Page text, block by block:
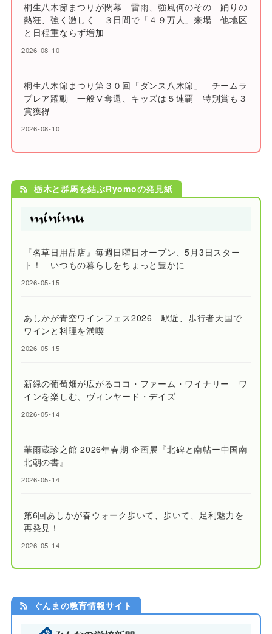
桐生八木節まつりが閉幕 雷雨、強風何のその 踊りの
熱狂、強く激しく ３日間で「４９万人」来場 他地区
と日程重ならず増加
2026-08-10
桐生八木節まつり第３０回「ダンス八木節」 チームラ
ブレア躍動 一般Ⅴ奪還、キッズは５連覇 特別賞も３
賞獲得
2026-08-10
栃木と群馬を結ぶRyomoの発見紙
『名草日用品店』毎週日曜日オープン、5月3日スター
ト！ いつもの暮らしをちょっと豊かに
2026-05-15
あしかが青空ワインフェス2026 駅近、歩行者天国で
ワインと料理を満喫
2026-05-15
新緑の葡萄畑が広がるココ・ファーム・ワイナリー ワ
インを楽しむ、ヴィンヤード・デイズ
2026-05-14
華雨蔵珍之館 2026年春期 企画展『北碑と南帖ー中国南
北朝の書』
2026-05-14
第6回あしかが春ウォーク歩いて、歩いて、足利魅力を
再発見！
2026-05-14
ぐんまの教育情報サイト